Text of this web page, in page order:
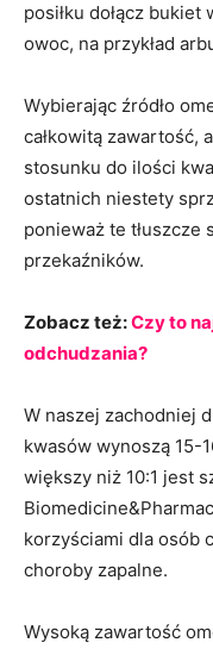
posiłku dołącz bukiet
owoc, na przykład
Wybierając źródło
całkowitą zawartość,
stosunku do ilości
ostatnich niestety
ponieważ te tłuszcze
przekaźników.
Zobacz też:Czy to
odchudzania?
W naszej zachodniej
kwasów wynoszą 15-
większy niż 10:1 jest
korzyściami dla osób
choroby zapalne.
Wysoką zawartość